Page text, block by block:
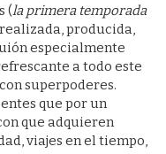
(la primera temporada
producida,
especialmente
a todo este
superpoderes.
que por un
que adquieren
viajes en el tiempo,